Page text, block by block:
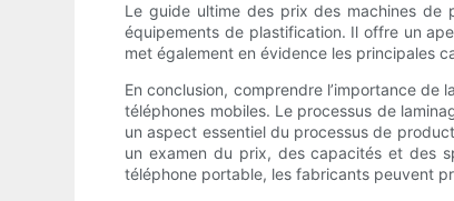
Le guide ultime des prix des machines de
équipements de plastification. Il offre un
met également en évidence les principales
En conclusion, comprendre l’importance
téléphones mobiles. Le processus de
un aspect essentiel du processus de
un examen du prix, des capacités et des
téléphone portable, les fabricants peuvent